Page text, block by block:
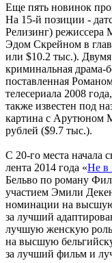
Еще пять новинок
На 15-й позиции -
Релизинг)
Эдом Скрейном в
или $10.2 тыс.).
криминальная драма-
поставленная
телесериала 2008
также известен под
картина с Арутюном
рублей ($9.7 тыс.).
С 20-го места начала
лента 2014 года «Не в
Бельво по роману
участием Эмили
номинации на
за лучший
лучшую женскую
на высшую
за лучший фильм и